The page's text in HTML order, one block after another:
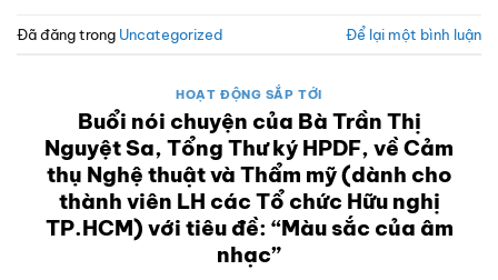
Đã đăng trong Uncategorized Để lại một bình luận
HOẠT ĐỘNG SẮP TỚI
Buổi nói chuyện của Bà Trần Thị
Nguyệt Sa, Tổng Thư ký HPDF, về Cảm
thụ Nghệ thuật và Thẩm mỹ (dành cho
thành viên LH các Tổ chức Hữu nghị
TP.HCM) với tiêu đề: “Màu sắc của âm
nhạc”